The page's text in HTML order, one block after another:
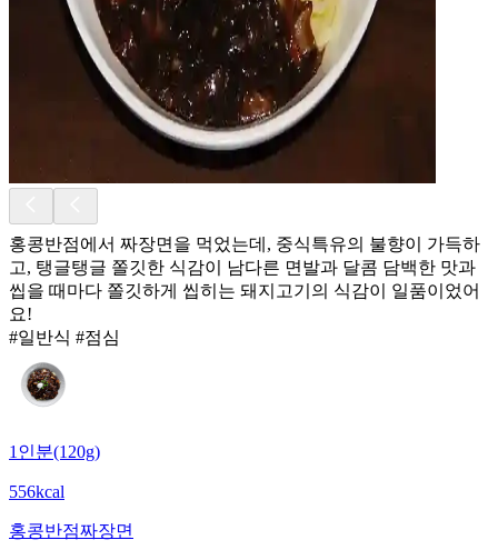
홍콩반점에서 짜장면을 먹었는데, 중식특유의 불향이 가득하
고, 탱글탱글 쫄깃한 식감이 남다른 면발과 달콤 담백한 맛과
씹을 때마다 쫄깃하게 씹히는 돼지고기의 식감이 일품이었어
요!
#일반식 #점심
1인분(120g)
556kcal
홍콩반점짜장면